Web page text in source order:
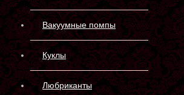
Вакуумные помпы
Куклы
Любриканты